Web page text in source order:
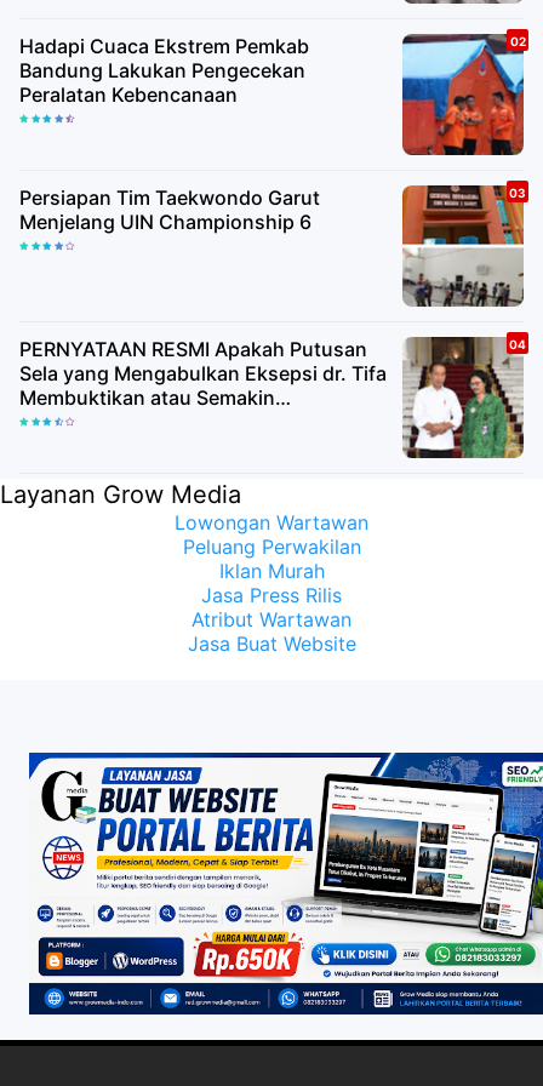
Hadapi Cuaca Ekstrem Pemkab
Bandung Lakukan Pengecekan
Peralatan Kebencanaan
Persiapan Tim Taekwondo Garut
Menjelang UIN Championship 6
PERNYATAAN RESMI Apakah Putusan
Sela yang Mengabulkan Eksepsi dr. Tifa
Membuktikan atau Semakin
Meyakinkan Publik Bahwa Ijazah
Layanan Grow Media
Lowongan Wartawan
Peluang Perwakilan
Iklan Murah
Jasa Press Rilis
Atribut Wartawan
Jasa Buat Website